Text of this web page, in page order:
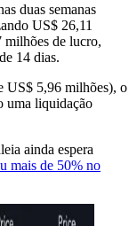
duas semanas
US$ 26,11
milhões de lucro,
14 dias.
US$ 5,96 milhões), o
uma liquidação
ainda espera
mais de 50% no